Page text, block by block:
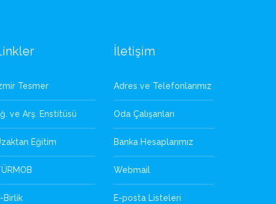
Tesmer
ve Arş. Enstitüsü
Eğitim
Birlik
İletişim
Adres ve Telefonlarımız
Oda Çalışanları
Banka Hesaplarımız
Webmail
E-posta Listeleri